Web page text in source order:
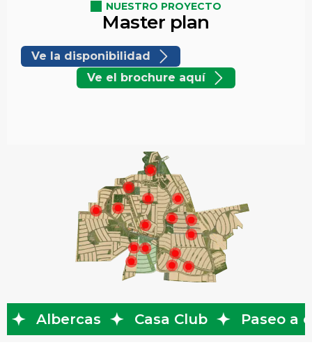
NUESTRO PROYECTO
Master plan
Ve la disponibilidad
Ve el brochure aquí
Casa Club Paseo a caballo